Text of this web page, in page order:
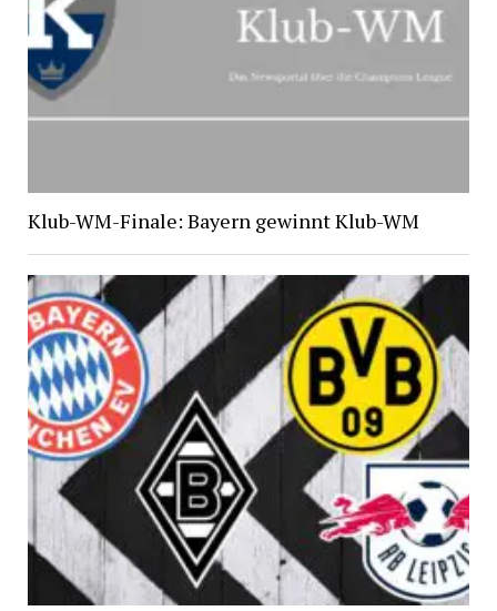
Klub-WM-Finale: Bayern gewinnt Klub-WM